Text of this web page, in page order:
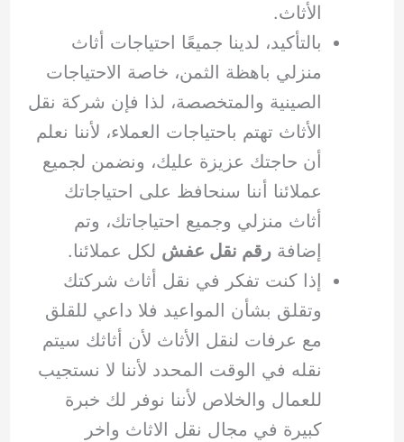
الأثاث.
بالتأكيد، لدينا جميعًا احتياجات أثاث
منزلي باهظة الثمن، خاصة الاحتياجات
الصينية والمتخصصة، لذا فإن شركة نقل
الأثاث تهتم باحتياجات العملاء، لأننا نعلم
أن حاجتك عزيزة عليك، ونضمن لجميع
عملائنا أننا سنحافظ على احتياجاتك
أثاث منزلي وجميع احتياجاتك، وتم
إضافة رقم نقل عفش لكل عملائنا.
إذا كنت تفكر في نقل أثاث شركتك
وتقلق بشأن المواعيد فلا داعي للقلق
مع عرفات لنقل الأثاث لأن أثاثك سيتم
نقله في الوقت المحدد لأننا لا نستجيب
للعمال والخلاص لأننا نوفر لك خبرة
كبيرة في مجال نقل الاثاث واخر